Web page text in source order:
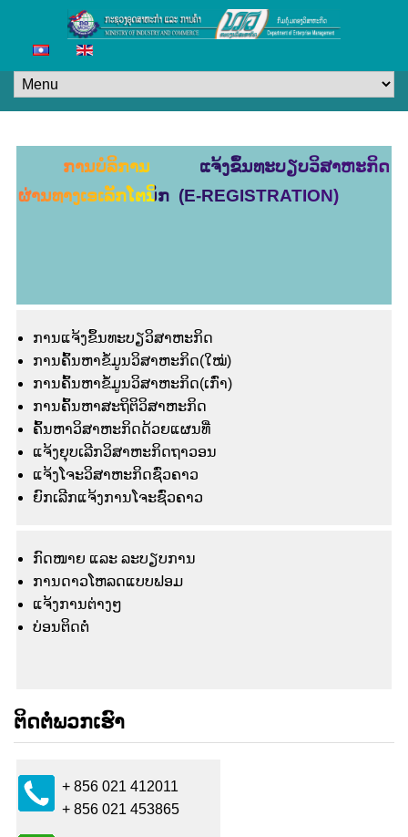
ການບໍລິການ ແຈ້ງຂຶ້ນທະບຽບວິສາຫະກິດ
ຜ່ານທາງເອເລັກໂຕນິກ (E-REGISTRATION)
ການແຈ້ງຂຶ້ນທະບຽວິສາຫະກິດ
ການຄົ້ນຫາຂໍ້ມູນວິສາຫະກິດ(ໃໝ່)
ການຄົ້ນຫາຂໍ້ມູນວິສາຫະກິດ(ເກົ່າ)
ການຄົ້ນຫາສະຖິຕິວິສາຫະກິດ
ຄົ້ນຫາວິສາຫະກິດດ້ວຍແຜນທີ່
ແຈ້ງຍຸບເລີກວິສາຫະກິດຖາວອນ
ແຈ້ງໂຈະວິສາຫະກິດຊົ່ວຄາວ
ຍົກເລີກແຈ້ງການໂຈະຊົ່ວຄາວ
ກົດໜາຍ ແລະ ລະບຽບການ
ການດາວໂຫລດແບບຟອມ
ແຈ້ງ​ການ​ຕ່າງໆ
ບ່ອນຕິດຕໍ່
ຕິດຕໍ່ພວກເຮົາ
+ 856 021 412011
+ 856 021 453865